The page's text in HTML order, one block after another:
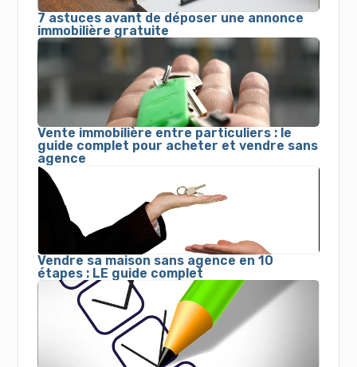
7 astuces avant de déposer une annonce
immobilière gratuite
Vente immobilière entre particuliers : le
guide complet pour acheter et vendre sans
agence
Vendre sa maison sans agence en 10
étapes : LE guide complet